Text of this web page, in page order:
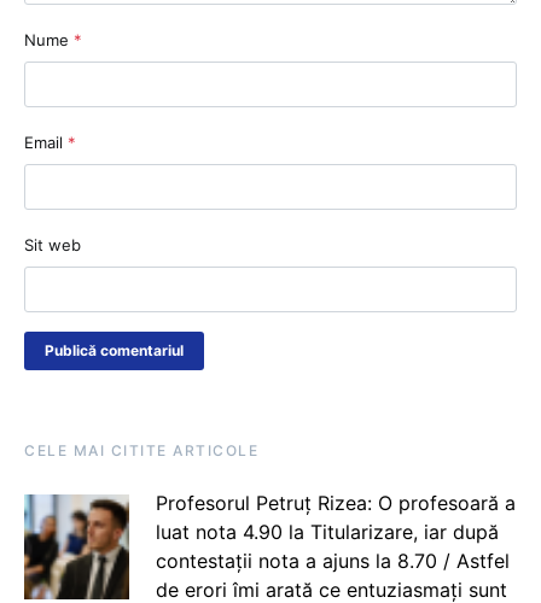
Nume *
Email *
Sit web
CELE MAI CITITE ARTICOLE
Profesorul Petruț Rizea: O profesoară a
luat nota 4.90 la Titularizare, iar după
contestații nota a ajuns la 8.70 / Astfel
de erori îmi arată ce entuziasmați sunt